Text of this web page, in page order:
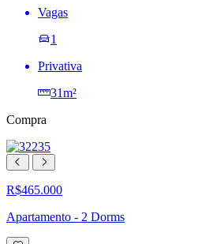
Vagas
1
Privativa
31m²
Compra
R$465.000
Apartamento - 2 Dorms